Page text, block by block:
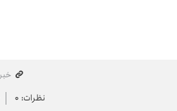
خبر:
نظرات: ۰